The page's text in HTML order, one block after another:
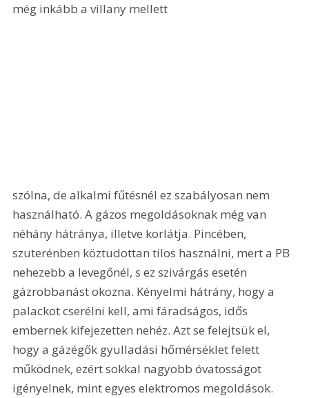
még inkább a villany mellett
szólna, de alkalmi fűtésnél ez szabályosan nem
használható. A gázos megoldásoknak még van
néhány hátránya, illetve korlátja. Pincében,
szuterénben köztudottan tilos használni, mert a PB
nehezebb a levegőnél, s ez szivárgás esetén
gázrobbanást okozna. Kényelmi hátrány, hogy a
palackot cserélni kell, ami fáradságos, idős
embernek kifejezetten nehéz. Azt se felejtsük el,
hogy a gázégők gyulladási hőmérséklet felett
működnek, ezért sokkal nagyobb óvatosságot
igényelnek, mint egyes elektromos megoldások.